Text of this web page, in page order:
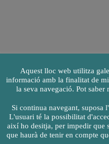
Aquest lloc web utilitza
informació amb la finalitat de
la seva navegació. Pot saber
Si continua navegant, suposa
L'usuari té la possibilitat
així ho desitja, per impedir que
que haurà de tenir en compte